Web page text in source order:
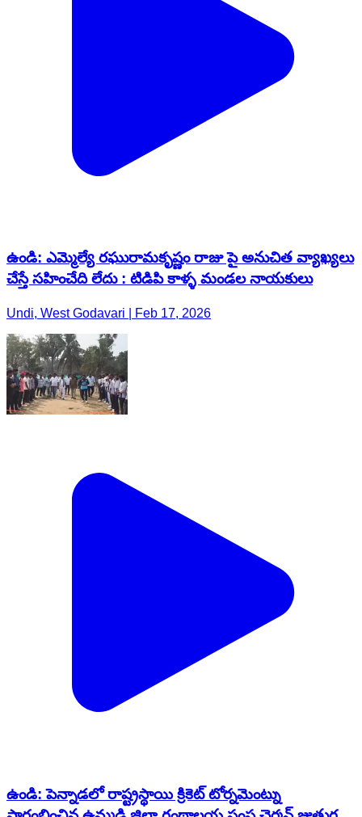
ఉండి: ఎమ్మెల్యే రఘురామకృష్ణం రాజు పై అనుచిత వ్యాఖ్యలు
చేస్తే సహించేది లేదు : టిడిపి కాళ్ళ మండల నాయకులు
Undi, West Godavari | Feb 17, 2026
ఉండి: పెన్నాడలో రాష్ట్రస్థాయి క్రికెట్ టోర్నమెంట్ను